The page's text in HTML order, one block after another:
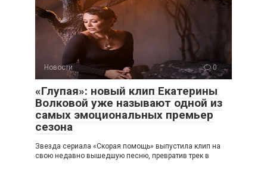
Новости 0
«Глупая»: новый клип Екатерины
Волковой уже называют одной из
самых эмоциональных премьер
сезона
Звезда сериала «Скорая помощь» выпустила клип на
свою недавно вышедшую песню, превратив трек в